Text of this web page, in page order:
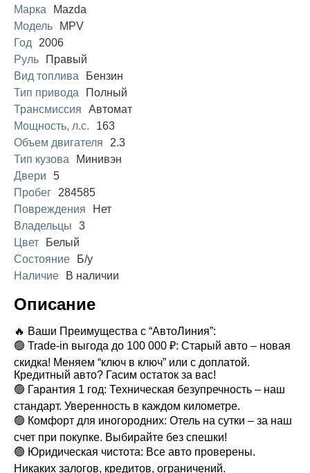
Марка
Mazda
Модель
MPV
Год
2006
Руль
Правый
Вид топлива
Бензин
Тип привода
Полный
Трансмиссия
Автомат
Мощность, л.с.
163
Объем двигателя
2.3
Тип кузова
Минивэн
Двери
5
Пробег
284585
Повреждения
Нет
Владельцы
3
Цвет
Белый
Состояние
Б/у
Наличие
В наличии
Описание
🔥 Ваши Преимущества с “АвтоЛиния”:
🟢 Trade-in выгода до 100 000 ₽: Старый авто – новая
скидка! Меняем “ключ в ключ” или с доплатой.
Кредитный авто? Гасим остаток за вас!
🟢 Гарантия 1 год: Техническая безупречность – наш
стандарт. Уверенность в каждом километре.
🟢 Комфорт для иногородних: Отель на сутки – за наш
счет при покупке. Выбирайте без спешки!
🟢 Юридическая чистота: Все авто проверены.
Никаких залогов, кредитов, ограничений.